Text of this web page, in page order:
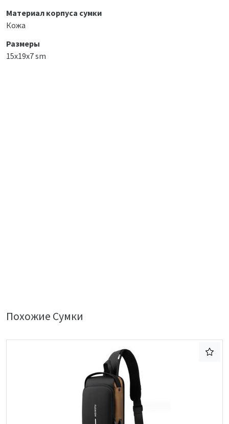
Материал корпуса сумки
Кожа
Размеры
15x19x7 sm
Похожие Сумки